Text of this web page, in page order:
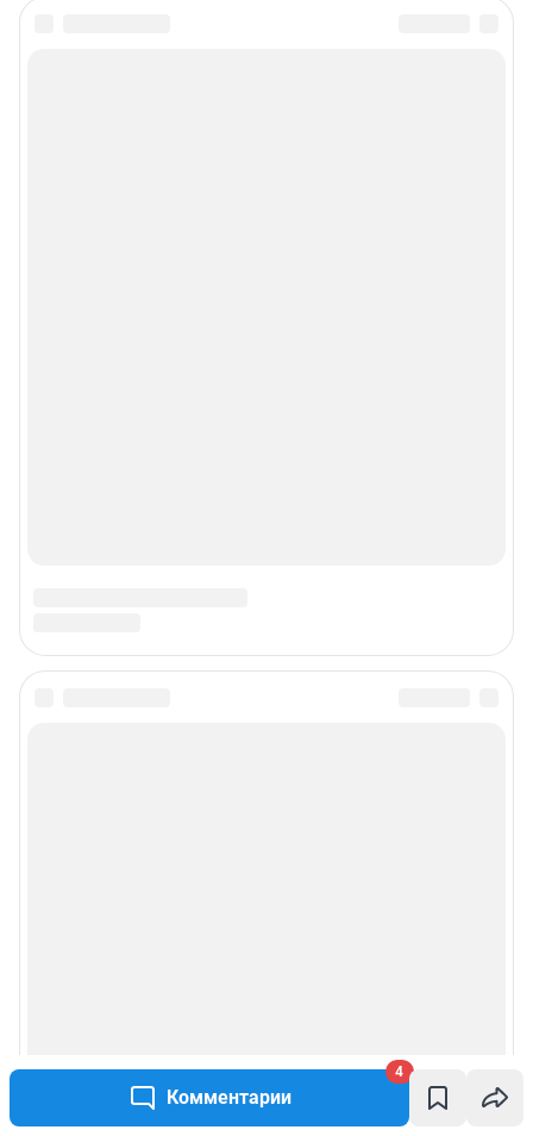
Комментарии
4